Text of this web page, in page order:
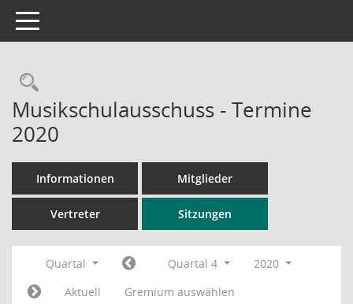
Toggle navigation
Rechercheauswahl
Musikschulausschuss - Termine
2020
Informationen Mitglieder
Vertreter Sitzungen
Quartal Quartal 4
2020
Aktuell
Gremium auswählen